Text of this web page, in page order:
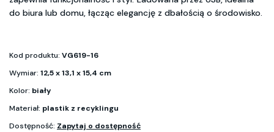
do biura lub domu, łącząc elegancję z dbałością o środowisko.
Kod produktu: VG619-16
Wymiar: 12,5 x 13,1 x 15,4 cm
Kolor: biały
Materiał: plastik z recyklingu
Dostępność: Zapytaj o dostępność